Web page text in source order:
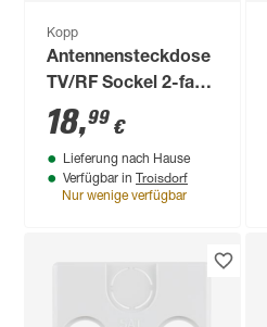
Kopp
Antennensteckdose
TV/RF Sockel 2-fach
silbern
18,99 €
Lieferung nach Hause
Verfügbar in Troisdorf
Nur wenige verfügbar